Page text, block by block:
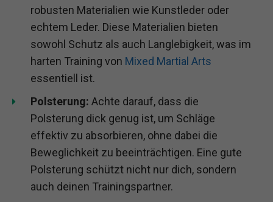
robusten Materialien wie Kunstleder oder
echtem Leder. Diese Materialien bieten
sowohl Schutz als auch Langlebigkeit, was im
harten Training von Mixed Martial Arts
essentiell ist.
Polsterung: Achte darauf, dass die
Polsterung dick genug ist, um Schläge
effektiv zu absorbieren, ohne dabei die
Beweglichkeit zu beeinträchtigen. Eine gute
Polsterung schützt nicht nur dich, sondern
auch deinen Trainingspartner.